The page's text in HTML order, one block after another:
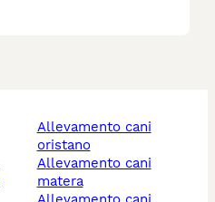
allevamento cani
oristano
allevamento cani
matera